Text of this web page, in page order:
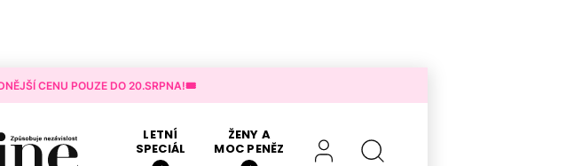
CENU POUZE DO 20.SRPNA!🎟️
LETNÍ
SPECIÁL
ŽENY A
MOC PENĚZ